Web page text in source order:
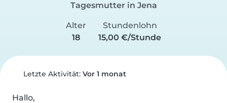
Tagesmutter in Jena
Alter
18
Stundenlohn
15,00 €/Stunde
Letzte Aktivität: Vor 1 monat
Hallo,